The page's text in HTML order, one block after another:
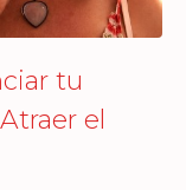
tu
el